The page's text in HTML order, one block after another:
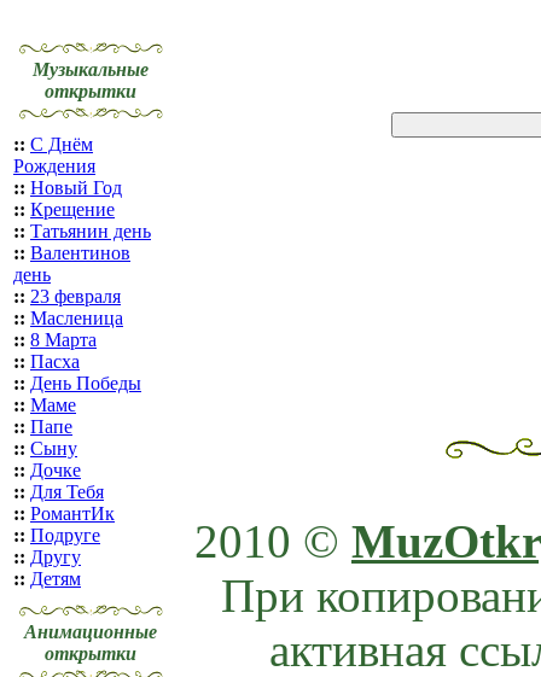
Музыкальные
открытки
:: С Днём
Рождения
:: Новый Год
:: Крещение
:: Татьянин день
:: Валентинов
день
:: 23 февраля
:: Масленица
:: 8 Марта
:: Пасха
:: День Победы
:: Маме
:: Папе
:: Сыну
:: Дочке
:: Для Тебя
:: РомантИк
:: Подруге
:: Другу
:: Детям
Анимационные
открытки
2010 ©
При
активная